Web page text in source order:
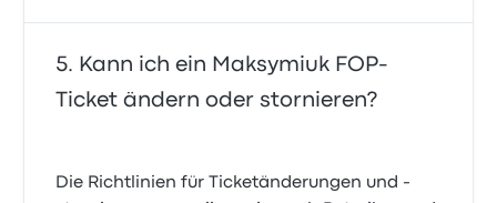
Kann ich ein Maksymiuk FOP-
Ticket ändern oder stornieren?
Die Richtlinien für Ticketänderungen und -